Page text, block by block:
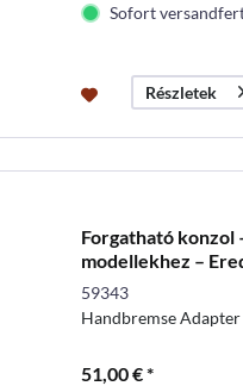
Sofort
Részletek
Forgatható konzol
modellekhez –
Kézi...
59343
Handbremse
51,00 € *